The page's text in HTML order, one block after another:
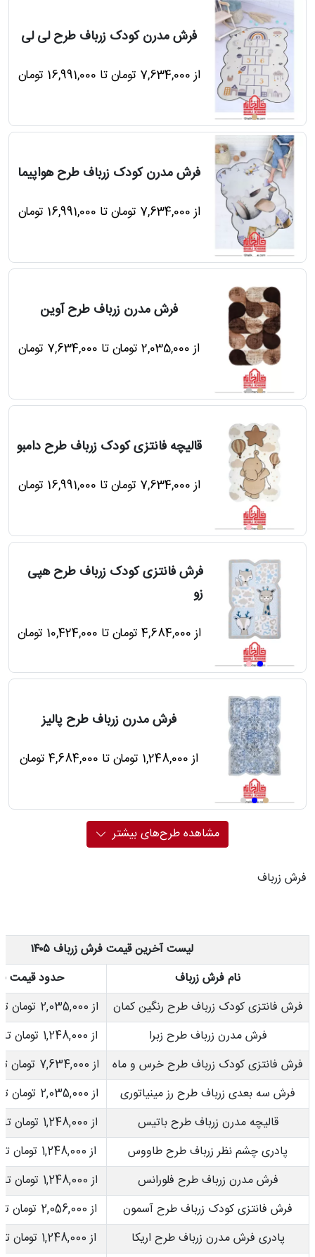
فرش مدرن کودک زرباف طرح لی لی
از 7,634,000 تومان تا 16,991,000 تومان
فرش مدرن کودک زرباف طرح هواپیما
از 7,634,000 تومان تا 16,991,000 تومان
فرش مدرن زرباف طرح آوین
از 2,035,000 تومان تا 7,634,000 تومان
قالیچه فانتزی کودک زرباف طرح دامبو
از 7,634,000 تومان تا 16,991,000 تومان
فرش فانتزی کودک زرباف طرح هپی
زو
از 4,684,000 تومان تا 10,424,000 تومان
فرش مدرن زرباف طرح پالیز
از 1,248,000 تومان تا 4,684,000 تومان
مشاهده طرح‌های بیشتر
فرش زرباف
لیست آخرین قیمت فرش زرباف ۱۴۰۵
نام فرش زرباف
حدود قیمت
فرش فانتزی کودک زرباف طرح رنگین کمان
از 2,035,000 تومان تا 16,991,000 تومان
فرش مدرن زرباف طرح زبرا
از 1,248,000 تومان تا 4,684,000 تومان
فرش فانتزی کودک زرباف طرح خرس و ماه
از 7,634,000 تومان تا 16,991,000 تومان
فرش سه بعدی زرباف طرح رز مینیاتوری
از 2,035,000 تومان تا 16,991,000 تومان
قالیچه مدرن زرباف طرح باتیس
از 1,248,000 تومان تا 4,684,000 تومان
پادری چشم نظر زرباف طرح طاووس
از 1,248,000 تومان تا 1,248,000 تومان
فرش مدرن زرباف طرح فلورانس
از 1,248,000 تومان تا 4,684,000 تومان
فرش فانتزی کودک زرباف طرح آسمون
از 2,056,000 تومان تا 16,991,000 تومان
پادری فرش مدرن زرباف طرح اریکا
از 1,248,000 تومان تا 1,248,000 تومان